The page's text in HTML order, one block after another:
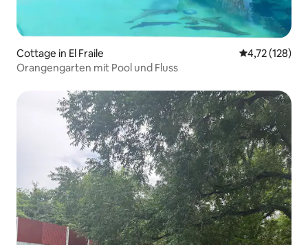
Cottage in El Fraile
4,72 (128)
Orangengarten mit Pool und Fluss